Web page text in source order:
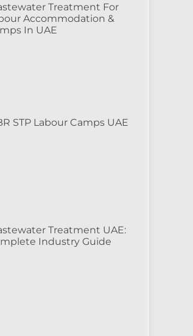
Treatment For
Accommodation &
In UAE
STP Labour Camps UAE
Treatment UAE:
Industry Guide